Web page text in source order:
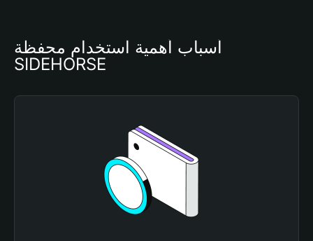
أسباب أهمية استخدام محفظة
SIDEHORSE